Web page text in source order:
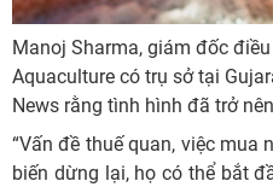
Manoj Sharma, giám đốc
Aquaculture có trụ sở tại
News rằng tình hình đã trở
“Vấn đề thuế quan, việc mua
biến dừng lại, họ có thể bắt